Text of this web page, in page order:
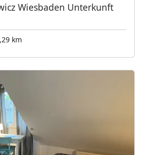
Wiesbaden Unterkunft
km